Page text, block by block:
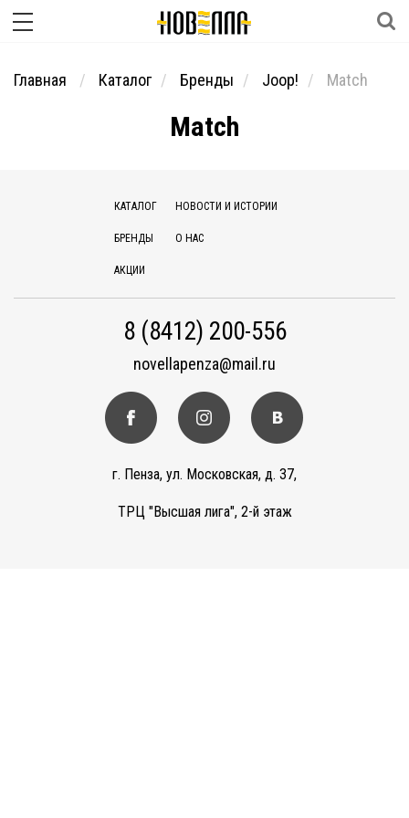
Главная Каталог Бренды Joop! Match
Match
КАТАЛОГ
БРЕНДЫ
АКЦИИ
НОВОСТИ И ИСТОРИИ
О НАС
8 (8412) 200-556
novellapenza@mail.ru
г. Пенза, ул. Московская, д. 37,
ТРЦ "Высшая лига", 2-й этаж